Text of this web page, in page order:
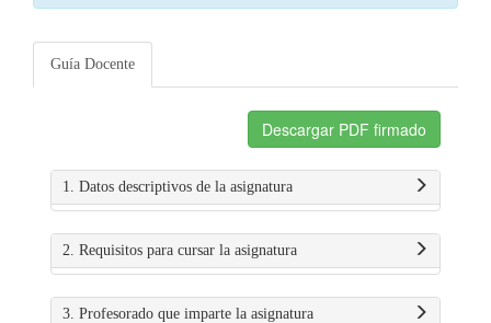
Guía Docente
Descargar PDF firmado
1. Datos descriptivos de la asignatura
2. Requisitos para cursar la asignatura
3. Profesorado que imparte la asignatura